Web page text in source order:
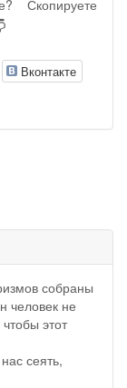
Скопируете
Вконтакте
собраны
человек не
этот
сеять,